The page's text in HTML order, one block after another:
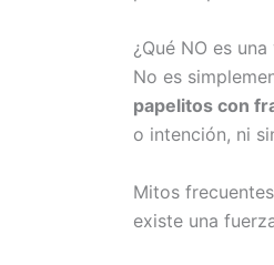
¿Qué NO es
No es
papelitos con
o intención, ni
Mitos
existe una